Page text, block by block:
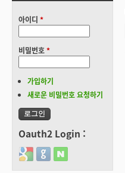
아이디 *
비밀번호*
가입하기
새로운 비밀번호 요청하기
Oauth2 Login :
Login with Google
Login with GitHub
Login with Naver